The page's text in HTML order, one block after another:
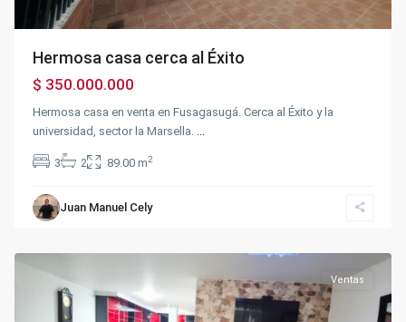
Hermosa casa cerca al Éxito
$ 350.000.000
Hermosa casa en venta en Fusagasugá. Cerca al Éxito y la
universidad, sector la Marsella.
3 2 89.00 m2
Juan Manuel Cely
la
Querencia
Ventas